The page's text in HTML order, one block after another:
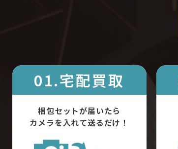
01.宅配買取
梱包セットが届いたら
カメラを入れて送るだけ！